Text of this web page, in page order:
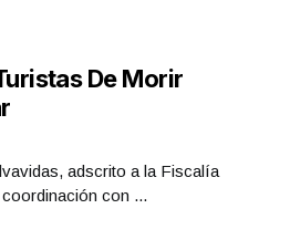
De Morir
adscrito a la Fiscalía
con ...